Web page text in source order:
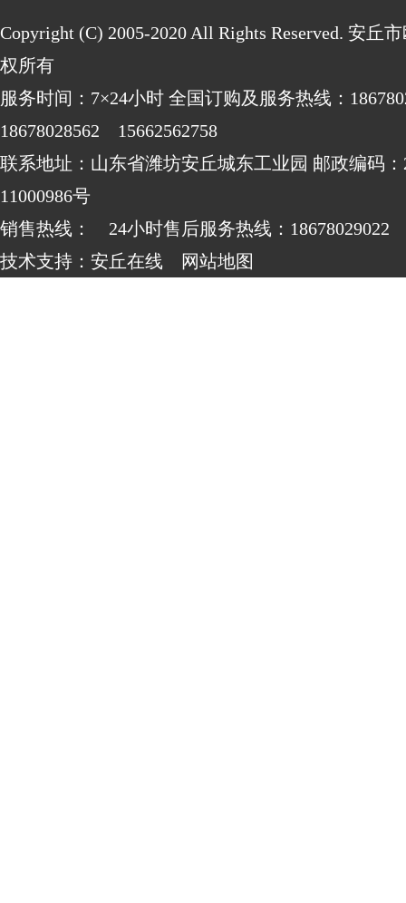
Copyright (C) 2005-2020 All Rights Reserved. 安丘
权所有
服务时间：7×24小时 全国订购及服务热线：
18678028562 15662562758
联系地址：山东省潍坊安丘城东工业园 邮政编码
11000986号
销售热线： 24小时售后服务热线：18678029022
技术支持： 安丘在线 网站地图